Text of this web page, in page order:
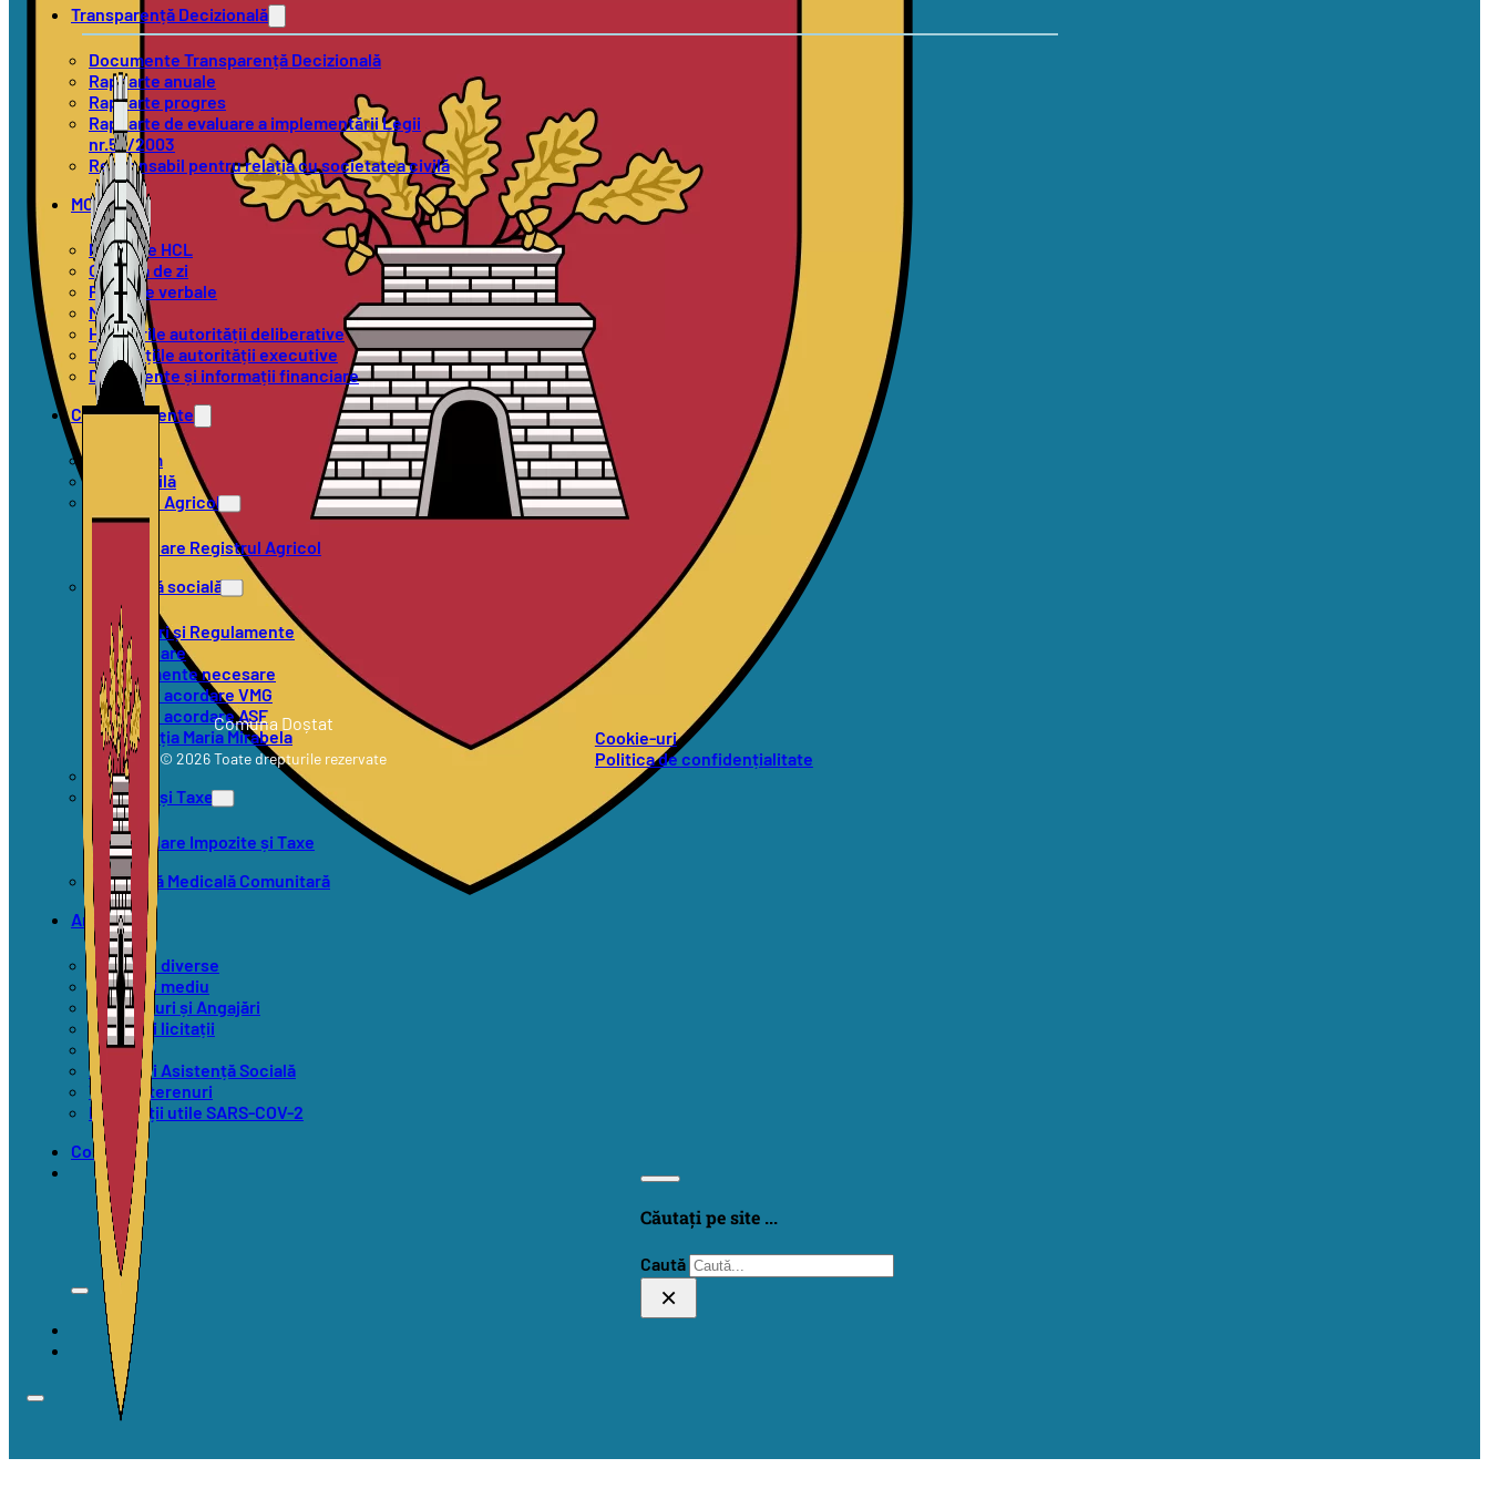
Transparență Decizională
Documente Transparență Decizională
Rapoarte anuale
Rapoarte progres
Rapoarte de evaluare a implementării Legii
nr.52/2003
Responsabil pentru relația cu societatea civilă
MOL
Proiecte HCL
Ordinea de zi
Procese verbale
Minute
Hotărârile autorității deliberative
Dispozițiile autorității executive
Documente și informații financiare
Compartimente
Urbanism
Stare Civilă
Registrul Agricol
Formulare Registrul Agricol
Asistență socială
Hotărâri și Regulamente
Formulare
Documente necesare
Criterii acordare VMG
Criterii acordare ASF
Asociația Maria Mirabela
SVSU
Impozite și Taxe
Formulare Impozite și Taxe
Asistență Medicală Comunitară
Anunțuri
Anunțuri diverse
Anunțuri mediu
Concursuri și Angajări
Anunțuri licitații
Alegeri
Anunțuri Asistență Socială
Vânzări terenuri
Informații utile SARS-COV-2
Contact
Căutați pe site ...
Caută
×
Comuna Doștat
© 2026 Toate drepturile rezervate
Cookie-uri
Politica de confidențialitate